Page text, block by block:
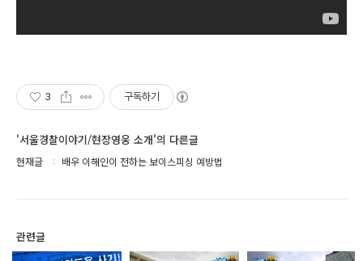
3 구독하기
'서울경찰이야기/현장영웅 소개'의 다른글
현재글 배우 이해인이 전하는 보이스피싱 예방법
관련글